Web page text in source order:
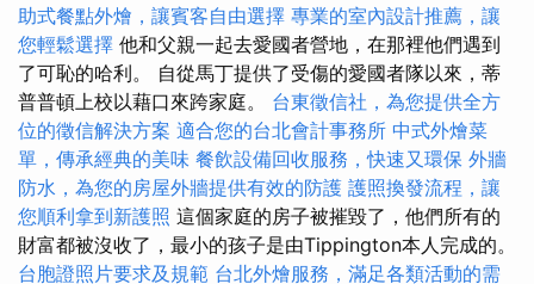
助式餐點外燴，讓賓客自由選擇 專業的室內設計推薦，讓
您輕鬆選擇 他和父親一起去愛國者營地，在那裡他們遇到
了可恥的哈利。 自從馬丁提供了受傷的愛國者隊以來，蒂
普普頓上校以藉口來跨家庭。 台東徵信社，為您提供全方
位的徵信解決方案 適合您的台北會計事務所 中式外燴菜
單，傳承經典的美味 餐飲設備回收服務，快速又環保 外牆
防水，為您的房屋外牆提供有效的防護 護照換發流程，讓
您順利拿到新護照 這個家庭的房子被摧毀了，他們所有的
財富都被沒收了，最小的孩子是由Tippington本人完成的。
台胞證照片要求及規範 台北外燴服務，滿足各類活動的需